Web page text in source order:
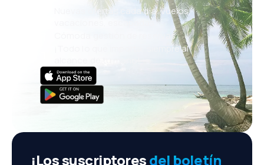
Nuevas ofertas cada día: vuelos,
vacaciones, escapadas
Cómoda gestión de reservas
¡Todo lo que importa, siempre al
¡Los suscriptoresdel boletín